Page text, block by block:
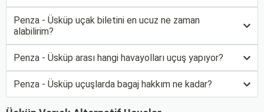
Penza - Üsküp uçak biletini en ucuz ne zaman
alabilirim?
Penza - Üsküp arası hangi havayolları uçuş yapıyor?
Penza - Üsküp uçuşlarda bagaj hakkım ne kadar?